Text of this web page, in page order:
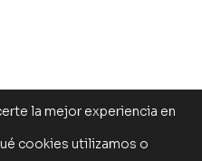
la mejor experiencia en
cookies utilizamos o